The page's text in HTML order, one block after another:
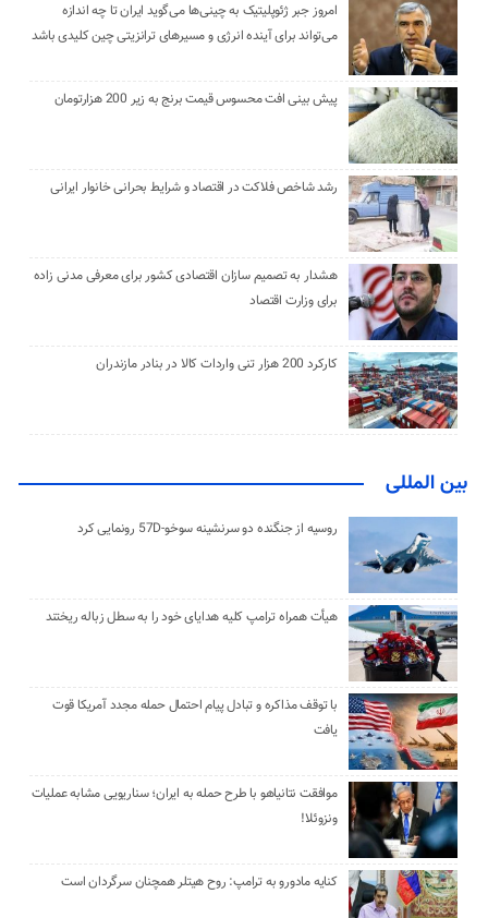
امروز جبر ژئوپلیتیک به چینی‌ها می‌گوید ایران تا چه اندازه
می‌تواند برای آینده انرژی و مسیرهای ترانزیتی چین کلیدی باشد
پیش بینی افت محسوس قیمت برنج به زیر 200 هزارتومان
رشد شاخص فلاکت در اقتصاد و شرایط بحرانی خانوار ایرانی
هشدار به تصمیم سازان اقتصادی کشور برای معرفی مدنی زاده
برای وزارت اقتصاد
کارکرد 200 هزار تنی واردات کالا در بنادر مازندران
بین المللی
روسیه از جنگنده دو سرنشینه سوخو-57D رونمایی کرد
هیأت همراه ترامپ کلیه هدایای خود را به سطل زباله ریختند
با توقف مذاکره و تبادل پیام احتمال حمله مجدد آمریکا قوت
یافت
موافقت نتانیاهو با طرح حمله به ایران؛ سناریویی مشابه عملیات
ونزوئلا!
کنایه مادورو به ترامپ: روح هیتلر همچنان سرگردان است